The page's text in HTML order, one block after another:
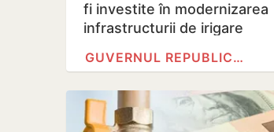
fi investite în modernizarea
infrastructurii de irigare
GUVERNUL REPUBLICII MOLDOVA